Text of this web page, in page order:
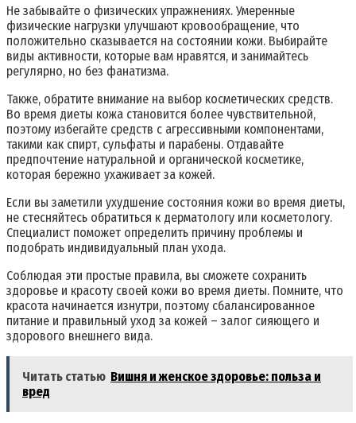
Не забывайте о физических упражнениях. Умеренные
физические нагрузки улучшают кровообращение, что
положительно сказывается на состоянии кожи. Выбирайте
виды активности, которые вам нравятся, и занимайтесь
регулярно, но без фанатизма.
Также, обратите внимание на выбор косметических средств.
Во время диеты кожа становится более чувствительной,
поэтому избегайте средств с агрессивными компонентами,
такими как спирт, сульфаты и парабены. Отдавайте
предпочтение натуральной и органической косметике,
которая бережно ухаживает за кожей.
Если вы заметили ухудшение состояния кожи во время диеты,
не стесняйтесь обратиться к дерматологу или косметологу.
Специалист поможет определить причину проблемы и
подобрать индивидуальный план ухода.
Соблюдая эти простые правила, вы сможете сохранить
здоровье и красоту своей кожи во время диеты. Помните, что
красота начинается изнутри, поэтому сбалансированное
питание и правильный уход за кожей – залог сияющего и
здорового внешнего вида.
Читать статью Вишня и женское здоровье: польза и
вред